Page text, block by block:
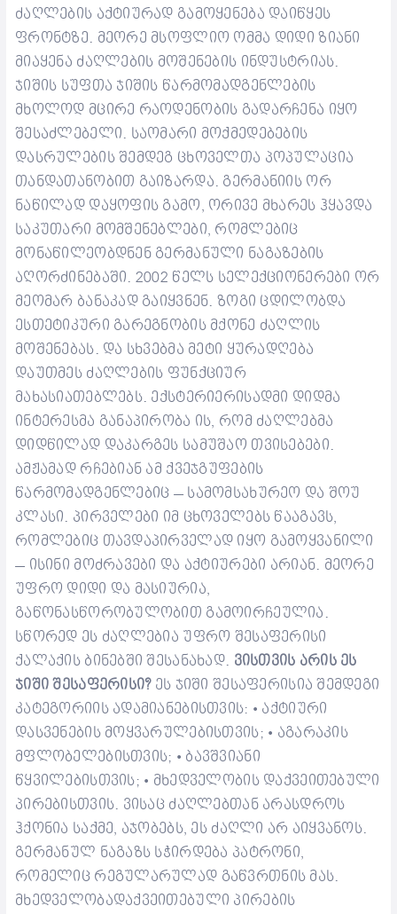
ძაღლების აქტიურად გამოყენება დაიწყეს
ფრონტზე. მეორე მსოფლიო ომმა დიდი ზიანი
მიაყენა ძაღლების მოშენების ინდუსტრიას.
ჯიშის სუფთა ჯიშის წარმომადგენლების
მხოლოდ მცირე რაოდენობის გადარჩენა იყო
შესაძლებელი. საომარი მოქმედებების
დასრულების შემდეგ ცხოველთა პოპულაცია
თანდათანობით გაიზარდა. გერმანიის ორ
ნაწილად დაყოფის გამო, ორივე მხარეს ჰყავდა
საკუთარი მომშენებლები, რომლებიც
მონაწილეობდნენ გერმანული ნაგაზების
აღორძინებაში. 2002 წელს სელექციონერები ორ
მეომარ ბანაკად გაიყვნენ. ზოგი ცდილობდა
ესთეტიკური გარეგნობის მქონე ძაღლის
მოშენებას. და სხვებმა მეტი ყურადღება
დაუთმეს ძაღლების ფუნქციურ
მახასიათებლებს. ექსტერიერისადმი დიდმა
ინტერესმა განაპირობა ის, რომ ძაღლებმა
დიდწილად დაკარგეს სამუშაო თვისებები.
ამჟამად რჩებიან ამ ქვეჯგუფების
წარმომადგენლებიც – სამომსახურეო და შოუ
კლასი. პირველები იმ ცხოველებს წააგავს,
რომლებიც თავდაპირველად იყო გამოყვანილი
– ისინი მოძრავები და აქტიურები არიან. მეორე
უფრო დიდი და მასიურია,
გაწონასწორობულობით გამოირჩეულია.
სწორედ ეს ძაღლებია უფრო შესაფერისი
ქალაქის ბინებში შესანახად. ვისთვის არის ეს
ჯიში შესაფერისი? ეს ჯიში შესაფერისია შემდეგი
კატეგორიის ადამიანებისთვის: • აქტიური
დასვენების მოყვარულებისთვის; • აგარაკის
მფლობელებისთვის; • ბავშვიანი
წყვილებისთვის; • მხედველობის დაქვეითებული
პირებისთვის. ვისაც ძაღლებთან არასდროს
ჰქონია საქმე, აჯობებს, ეს ძაღლი არ აიყვანოს.
გერმანულ ნაგაზს სჭირდება პატრონი,
რომელიც რეგულარულად გაწვრთნის მას.
მხედველობადაქვეითებული პირების